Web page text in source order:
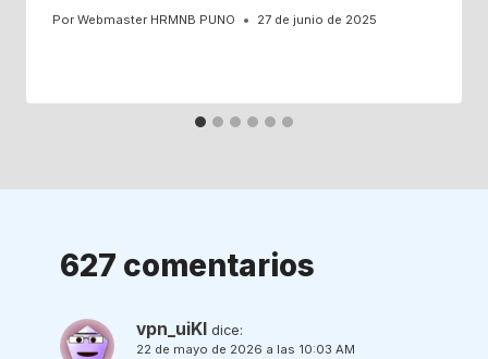
Por Webmaster HRMNB PUNO 27 de junio de 2025
627 comentarios
vpn_uiKl dice:
22 de mayo de 2026 a las 10:03 AM